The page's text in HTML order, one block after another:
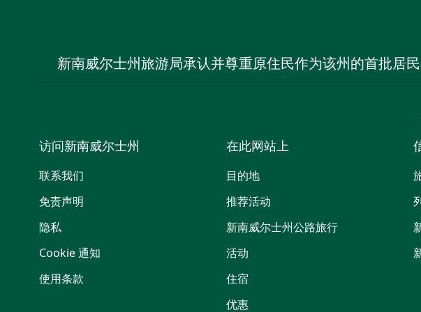
新南威尔士州旅游局承认并尊重原住民作为该州的首批居
访问新南威尔士州
联系我们
免责声明
隐私
Cookie 通知
使用条款
在此网站上
目的地
推荐活动
新南威尔士州公路旅行
活动
住宿
优惠